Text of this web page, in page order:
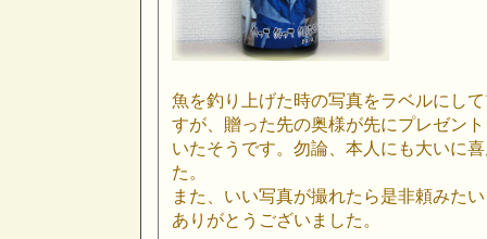
魚を釣り上げた時の写真をラベルにし
すが、贈った先の奥様が先にプレゼン
いたそうです。勿論、本人にも大いに
た。
また、いい写真が撮れたら是非頼みた
ありがとうございました。